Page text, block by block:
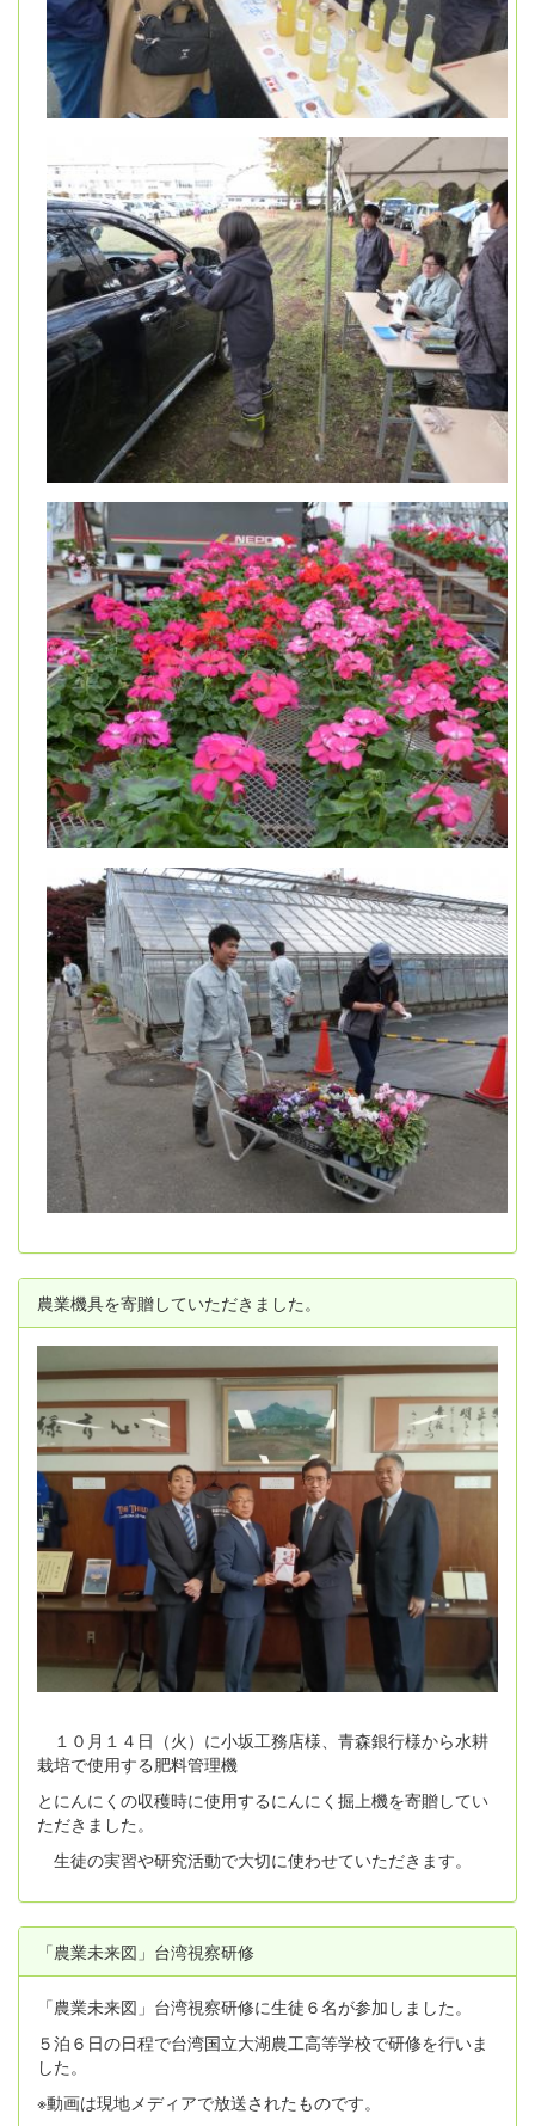
農業機具を寄贈していただきました。
１０月１４日（火）に小坂工務店様、青森銀行様から水耕
栽培で使用する肥料管理機
とにんにくの収穫時に使用するにんにく掘上機を寄贈してい
ただきました。
生徒の実習や研究活動で大切に使わせていただきます。
「農業未来図」台湾視察研修
「農業未来図」台湾視察研修に生徒６名が参加しました。
５泊６日の日程で台湾国立大湖農工高等学校で研修を行いま
した。
※動画は現地メディアで放送されたものです。